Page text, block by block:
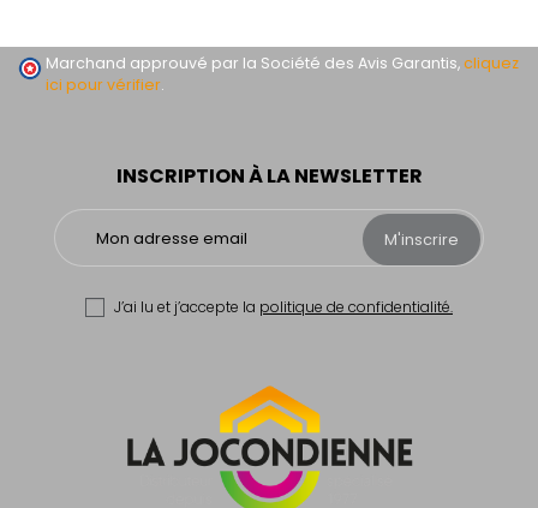
INSCRIPTION À LA NEWSLETTER
M'inscrire
J’ai lu et j’accepte la politique de confidentialité.
Marchand approuvé par la Société des Avis Garantis,cliquez
ici pour vérifier.